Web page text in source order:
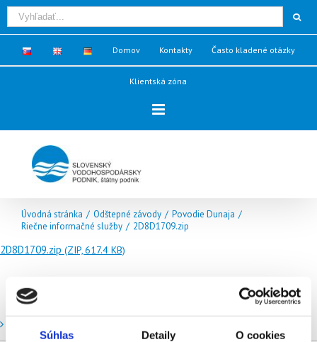
Súhlas Detaily O cookies
Domov Kontakty Často kladené otázky
Klientská zóna
Úvodná stránka / Odštepné závody / Povodie Dunaja /
Riečne informačné služby / 2D8D1709.zip
2D8D1709.zip (ZIP, 617.4 KB)